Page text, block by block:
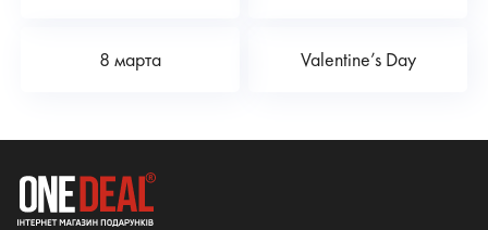
8 марта Valentine’s Day